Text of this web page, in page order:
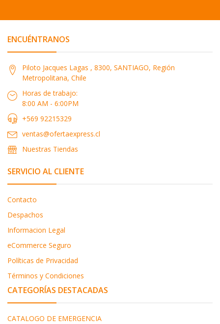
ENCUÉNTRANOS
Piloto Jacques Lagas , 8300, SANTIAGO, Región
Metropolitana, Chile
Horas de trabajo:
8:00 AM - 6:00PM
+569 92215329
ventas@ofertaexpress.cl
Nuestras Tiendas
SERVICIO AL CLIENTE
Contacto
Despachos
Informacion Legal
eCommerce Seguro
Políticas de Privacidad
Términos y Condiciones
CATEGORÍAS DESTACADAS
CATALOGO DE EMERGENCIA